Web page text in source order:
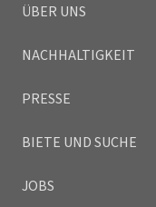
ÜBER UNS
NACHHALTIGKEIT
PRESSE
BIETE UND SUCHE
JOBS